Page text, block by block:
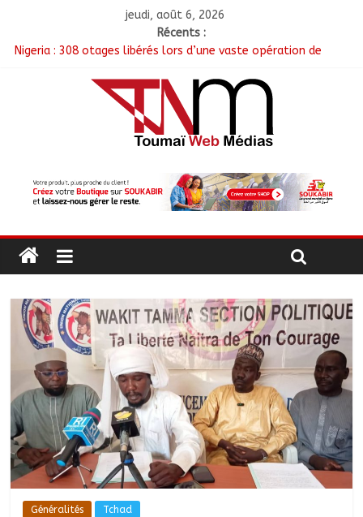
jeudi, août 6, 2026
Récents :
Nigeria : 308 otages libérés lors d’une vaste opération de
Santé : La Commune de N’Djamena et l’OMS renforcent leur
RGPH-3 : Les communautés nomades de Ferrick Kodjoguila se
mobilisent pour le recensement
100 jeunes entrepreneurs tchadiens au Maroc
Tchad : L’AMET réagit à la suspension des demandes de
Généralités Tchad